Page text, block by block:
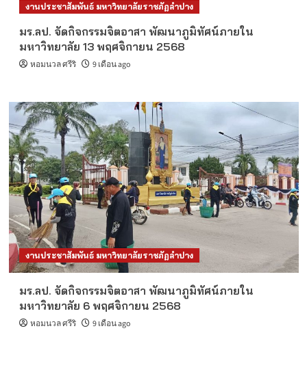
งานประชาสัมพันธ์ มหาวิทยาลัยราชภัฏลำปาง
มร.ลป. จัดกิจกรรมจิตอาสา พัฒนาภูมิทัศน์ภายใน
มหาวิทยาลัย 13 พฤศจิกายน 2568
หอมนวล ศรีริ 9 เดือน ago
งานประชาสัมพันธ์ มหาวิทยาลัยราชภัฏลำปาง
มร.ลป. จัดกิจกรรมจิตอาสา พัฒนาภูมิทัศน์ภายใน
มหาวิทยาลัย 6 พฤศจิกายน 2568
หอมนวล ศรีริ 9 เดือน ago